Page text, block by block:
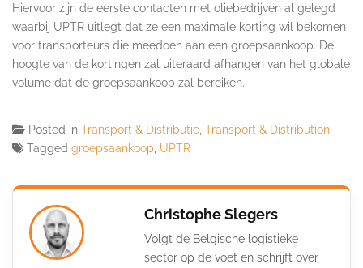
Hiervoor zijn de eerste contacten met oliebedrijven al gelegd
waarbij UPTR uitlegt dat ze een maximale korting wil bekomen
voor transporteurs die meedoen aan een groepsaankoop. De
hoogte van de kortingen zal uiteraard afhangen van het globale
volume dat de groepsaankoop zal bereiken.
Posted in Transport & Distributie Transport & Distribution
Tagged groepsaankoop UPTR
Christophe Slegers
Volgt de Belgische logistieke
sector op de voet en schrijft over